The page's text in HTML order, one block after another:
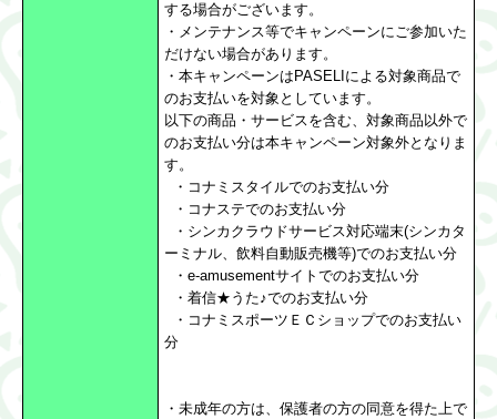
する場合がございます。
・メンテナンス等でキャンペーンにご参加いた
だけない場合があります。
・本キャンペーンはPASELIによる対象商品で
のお支払いを対象としています。
以下の商品・サービスを含む、対象商品以外で
のお支払い分は本キャンペーン対象外となりま
す。
・コナミスタイルでのお支払い分
・コナステでのお支払い分
・シンカクラウドサービス対応端末(シンカタ
ーミナル、飲料自動販売機等)でのお支払い分
・e-amusementサイトでのお支払い分
・着信★うた♪でのお支払い分
・コナミスポーツＥＣショップでのお支払い
分
・未成年の方は、保護者の方の同意を得た上で